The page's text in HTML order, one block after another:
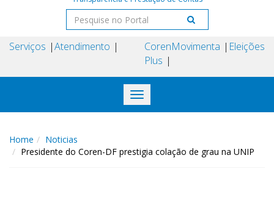
Serviços Atendimento
Coren
Plus
Movimenta Eleições
Toggle
navigation
Home
Noticias
Presidente do Coren-DF prestigia colação de grau na UNIP